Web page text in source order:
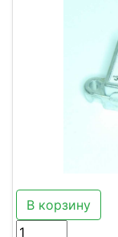
В корзину